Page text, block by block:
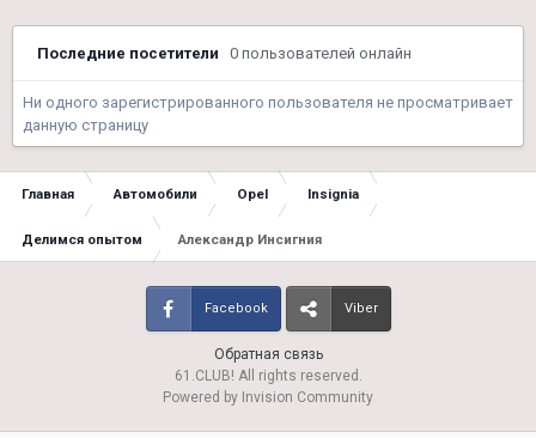
Последние посетители 0 пользователей онлайн
Ни одного зарегистрированного пользователя не просматривает
данную страницу
Главная Автомобили Opel Insignia
Делимся опытом Александр Инсигния
Обратная связь
Facebook Viber
61.CLUB! All rights reserved.
Powered by Invision Community